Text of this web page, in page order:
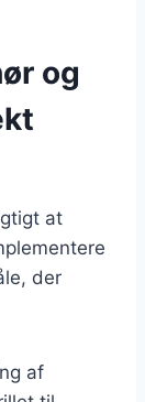
og
at
der
af